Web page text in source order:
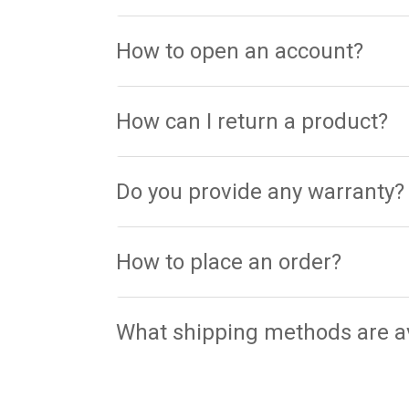
How to open an account?
How can I return a product?
Do you provide any warranty?
How to place an order?
What shipping methods are